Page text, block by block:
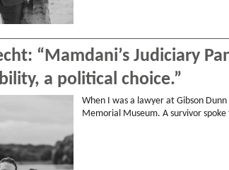
“Mamdani’s Judiciary
a political choice.”
When I was a lawyer at Gibson
Memorial Museum. A survivor